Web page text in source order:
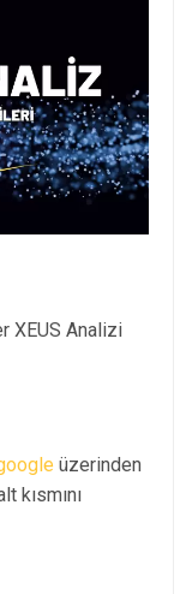
XEUS Analizi
üzerinden
kısmını